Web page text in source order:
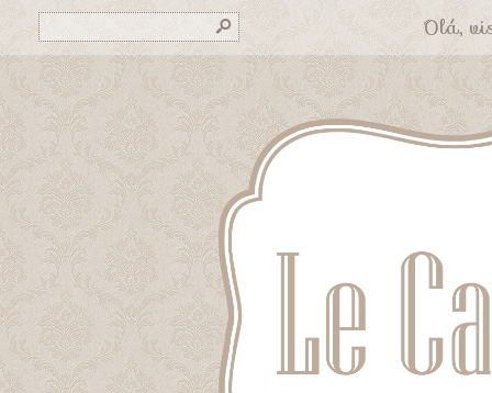
s Olá,